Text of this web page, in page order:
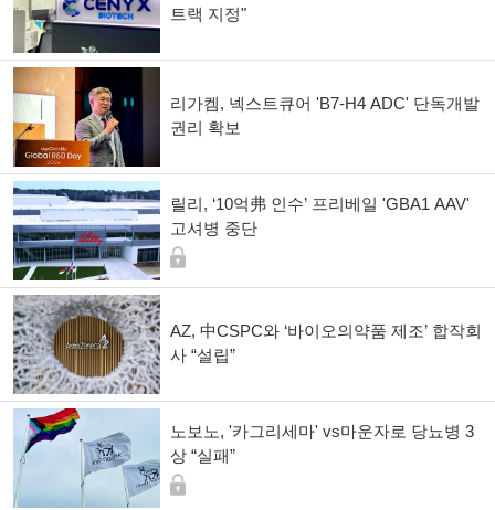
트랙 지정"
리가켐, 넥스트큐어 'B7-H4 ADC' 단독개발
권리 확보
릴리, ‘10억弗 인수’ 프리베일 'GBA1 AAV'
고셔병 중단
AZ, 中CSPC와 ‘바이오의약품 제조’ 합작회
사 “설립”
노보노, '카그리세마' vs마운자로 당뇨병 3
상 “실패”